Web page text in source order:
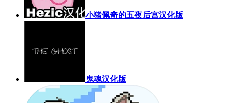
小猪佩奇的五夜后宫汉化版
鬼魂汉化版